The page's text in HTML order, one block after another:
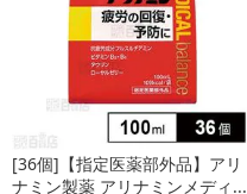
[36個]【指定医薬部外品】アリ
ナミン製薬 アリナミンメディ...